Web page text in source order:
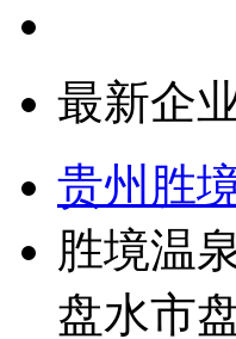
最新企
贵州胜
胜境温
盘水市